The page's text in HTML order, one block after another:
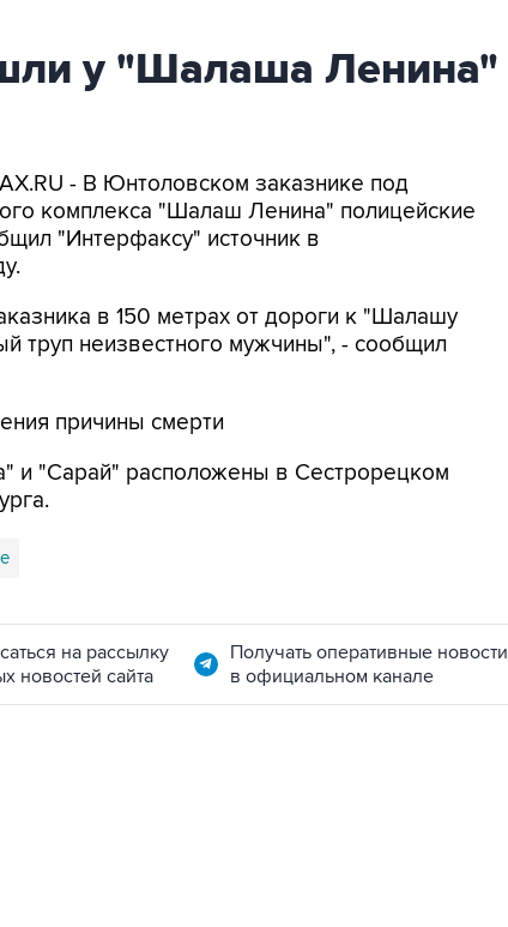
у "Шалаша Ленина"
- В Юнтоловском заказнике под
комплекса "Шалаш Ленина" полицейские
"Интерфаксу" источник в
в 150 метрах от дороги к "Шалашу
труп неизвестного мужчины", - сообщил
причины смерти
и "Сарай" расположены в Сестрорецком
на рассылку
новостей сайта
Получать оперативные новости
в официальном канале